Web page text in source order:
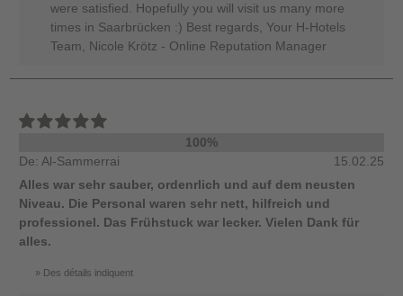
were satisfied. Hopefully you will visit us many more
times in Saarbrücken :) Best regards, Your H-Hotels
Team, Nicole Krötz - Online Reputation Manager
100%
De: Al-Sammerrai
15.02.25
Alles war sehr sauber, ordenrlich und auf dem neusten
Niveau. Die Personal waren sehr nett, hilfreich und
professionel. Das Frühstuck war lecker. Vielen Dank für
alles.
Des détails indiquent